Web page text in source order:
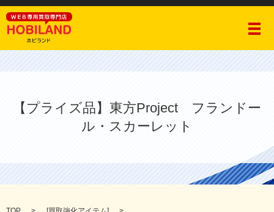
メ
【プライズ品】東方Project フランドー
ル・スカーレット